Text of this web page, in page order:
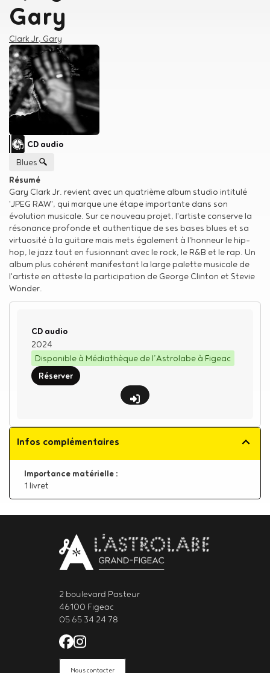
Gary
Créateur
Clark Jr, Gary
Type de support matériel
CD audio
Genre musical
Blues
Résumé
Gary Clark Jr. revient avec un quatrième album studio intitulé
'JPEG RAW', qui marque une étape importante dans son
évolution musicale. Sur ce nouveau projet, l'artiste conserve la
résonance profonde et authentique de ses bases blues et sa
virtuosité à la guitare mais mets également à l'honneur le hip-
hop, le jazz tout en fusionnant avec le rock, le R&B et le rap. Un
album plus cohérent manifestant la large palette musicale de
l'artiste en atteste la participation de George Clinton et Stevie
Wonder.
Type de support matériel
CD audio
2024
Disponible à Médiathèque de l’Astrolabe à Figeac
Réserver
Infos complémentaires
Importance matérielle :
1 livret
2 boulevard Pasteur
46100 Figeac
05 65 34 24 78
Facebook de l'Astrolabe Grand
Instagram de l'Astrolabe Grand
Nous contacter